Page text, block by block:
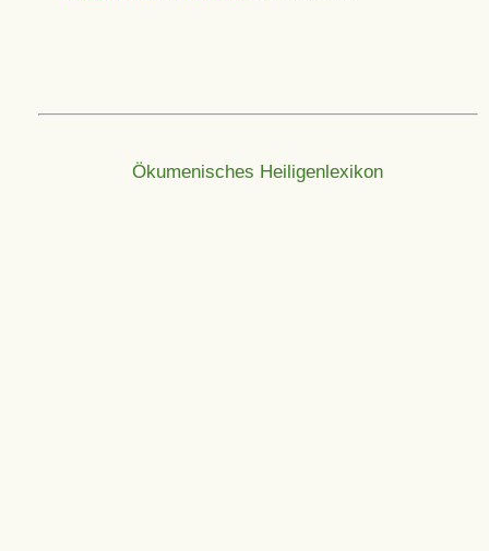
Ökumenisches Heiligenlexikon